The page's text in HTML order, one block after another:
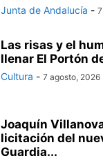
Junta de Andalucía -
Las risas y el
llenar El Portón
Cultura - 7 agosto, 2026
Joaquín
licitación del
Guardia...